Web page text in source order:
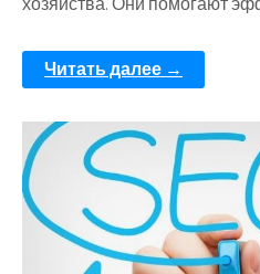
Читать далее →